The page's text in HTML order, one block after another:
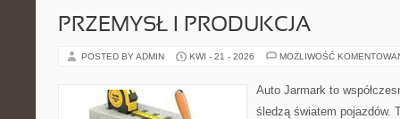
PRZEMYSŁ I PRODUKCJA
POSTED BY ADMIN KWI - 21 - 2026 MOŻLIWOŚĆ
Auto Jarmark to
śledzą światem pojazdów.